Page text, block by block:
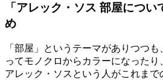
「アレック・ソス 部屋につい
め
「部屋」というテーマがありつつ
ってモノクロからカラーになったり
アレック・ソスという人がこれま